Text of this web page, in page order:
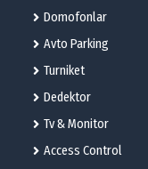
Domofonlar
Avto Parking
Turniket
Dedektor
Tv & Monitor
Access Control